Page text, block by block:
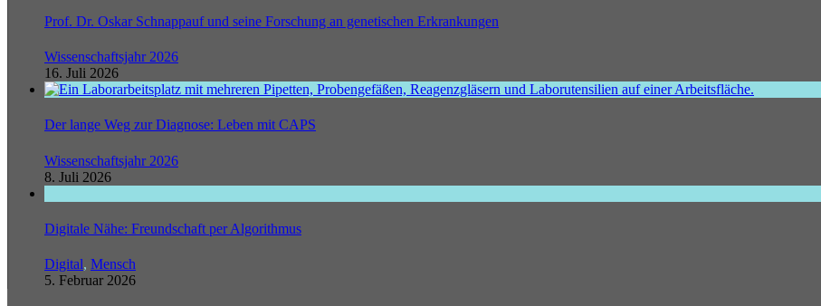
Prof. Dr. Oskar Schnappauf und seine Forschung an genetischen Erkrankungen
Wissenschaftsjahr 2026
16. Juli 2026
Der lange Weg zur Diagnose: Leben mit CAPS
Wissenschaftsjahr 2026
8. Juli 2026
Digitale Nähe: Freundschaft per Algorithmus
Digital, Mensch
5. Februar 2026